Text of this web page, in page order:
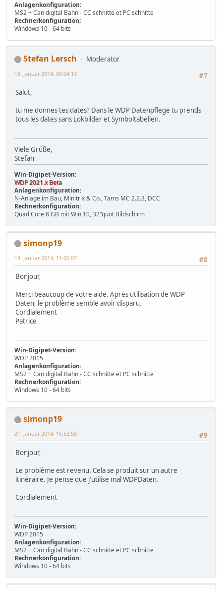
Anlagenkonfiguration:
MS2 + Can digital Bahn - CC schnitte et PC schnitte
Rechnerkonfiguration:
Windows 10 - 64 bits
Stefan Lersch
Moderator
#7
18. Januar 2014, 00:04:13
Salut,
tu me donnes tes dates? Dans le WDP Datenpflege tu prends
tous les dates sans Lokbilder et Symboltabellen.
Viele Grüße,
Stefan
Win-Digipet-Version:
WDP 2021.x Beta
Anlagenkonfiguration:
N-Anlage im Bau, Minitrix & Co., Tams MC 2.2.3, DCC
Rechnerkonfiguration:
Quad Core 8 GB mit Win 10, 32"quot Bildschirm
simonp19
#8
18. Januar 2014, 11:00:07
Bonjour,
Merci beaucoup de votre aide. Après utilisation de WDP
Daten, le problème semble avoir disparu.
Cordialement
Patrice
Win-Digipet-Version:
WDP 2015
Anlagenkonfiguration:
MS2 + Can digital Bahn - CC schnitte et PC schnitte
Rechnerkonfiguration:
Windows 10 - 64 bits
simonp19
#9
21. Januar 2014, 16:52:58
Bonjour,
Le problème est revenu. Cela se produit sur un autre
itinéraire. Je pense que j'utilise mal WDPDaten.
Cordialement
Win-Digipet-Version:
WDP 2015
Anlagenkonfiguration:
MS2 + Can digital Bahn - CC schnitte et PC schnitte
Rechnerkonfiguration:
Windows 10 - 64 bits